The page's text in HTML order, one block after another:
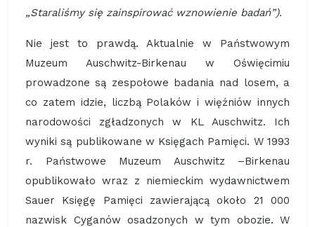
„Staraliśmy się zainspirować wznowienie badań”).
Nie jest to prawdą. Aktualnie w Państwowym
Muzeum Auschwitz-Birkenau w Oświęcimiu
prowadzone są zespołowe badania nad losem, a
co zatem idzie, liczbą Polaków i więźniów innych
narodowości zgładzonych w KL Auschwitz. Ich
wyniki są publikowane w Księgach Pamięci. W 1993
r. Państwowe Muzeum Auschwitz –Birkenau
opublikowało wraz z niemieckim wydawnictwem
Sauer Księgę Pamięci zawierającą około 21 000
nazwisk Cyganów osadzonych w tym obozie. W